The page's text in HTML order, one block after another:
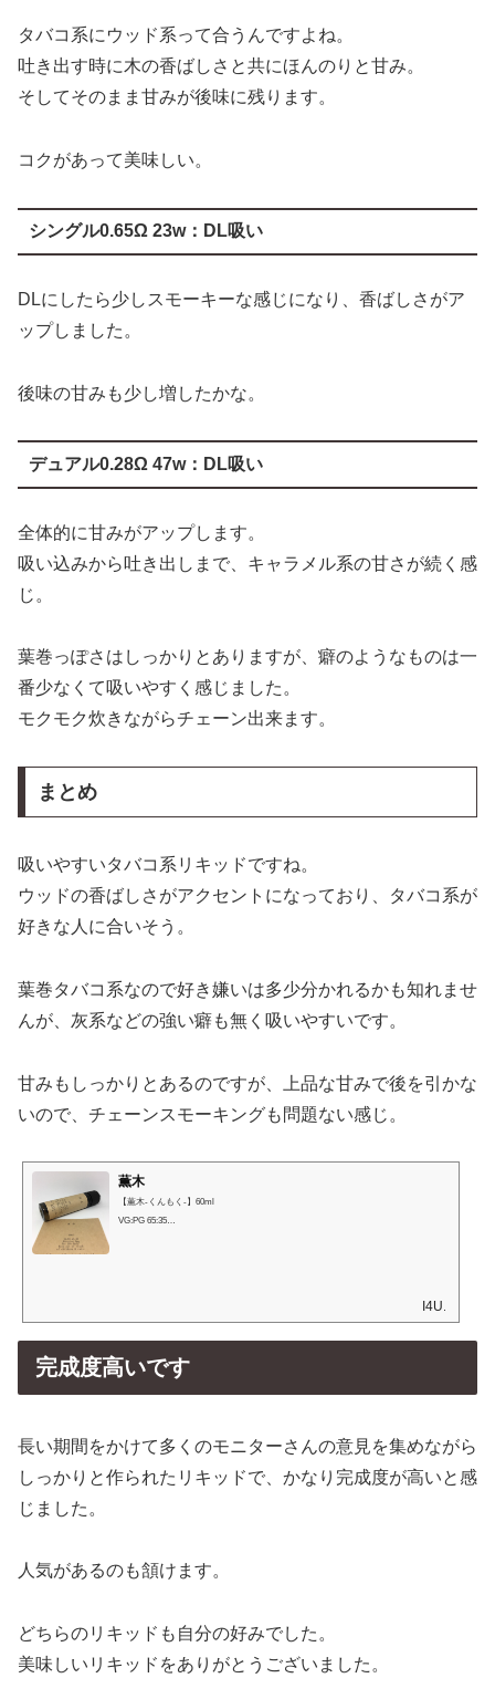
タバコ系にウッド系って合うんですよね。
吐き出す時に木の香ばしさと共にほんのりと甘み。
そしてそのまま甘みが後味に残ります。
コクがあって美味しい。
シングル0.65Ω 23w：DL吸い
DLにしたら少しスモーキーな感じになり、香ばしさがア
ップしました。
後味の甘みも少し増したかな。
デュアル0.28Ω 47w：DL吸い
全体的に甘みがアップします。
吸い込みから吐き出しまで、キャラメル系の甘さが続く感
じ。
葉巻っぽさはしっかりとありますが、癖のようなものは一
番少なくて吸いやすく感じました。
モクモク炊きながらチェーン出来ます。
まとめ
吸いやすいタバコ系リキッドですね。
ウッドの香ばしさがアクセントになっており、タバコ系が
好きな人に合いそう。
葉巻タバコ系なので好き嫌いは多少分かれるかも知れませ
んが、灰系などの強い癖も無く吸いやすいです。
甘みもしっかりとあるのですが、上品な甘みで後を引かな
いので、チェーンスモーキングも問題ない感じ。
薫木
【薫木-くんもく-】60ml
VG:PG 65:35
I4U.
完成度高いです
長い期間をかけて多くのモニターさんの意見を集めながら
しっかりと作られたリキッドで、かなり完成度が高いと感
じました。
人気があるのも頷けます。
どちらのリキッドも自分の好みでした。
美味しいリキッドをありがとうございました。